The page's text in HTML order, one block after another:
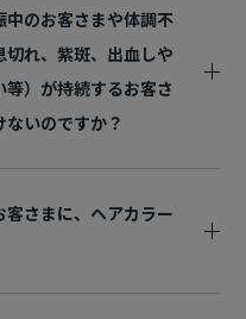
のお客さまや体調不
れ、紫斑、出血しや
）が持続するお客さ
いのですか？
さまに、ヘアカラー